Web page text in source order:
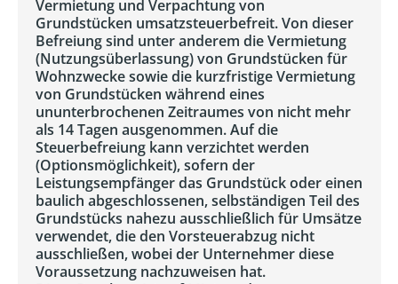
Vermietung und Verpachtung von
Grundstücken umsatzsteuerbefreit. Von dieser
Befreiung sind unter anderem die Vermietung
(Nutzungsüberlassung) von Grundstücken für
Wohnzwecke sowie die kurzfristige Vermietung
von Grundstücken während eines
ununterbrochenen Zeitraumes von nicht mehr
als 14 Tagen ausgenommen. Auf die
Steuerbefreiung kann verzichtet werden
(Optionsmöglichkeit), sofern der
Leistungsempfänger das Grundstück oder einen
baulich abgeschlossenen, selbständigen Teil des
Grundstücks nahezu ausschließlich für Umsätze
verwendet, die den Vorsteuerabzug nicht
ausschließen, wobei der Unternehmer diese
Voraussetzung nachzuweisen hat.